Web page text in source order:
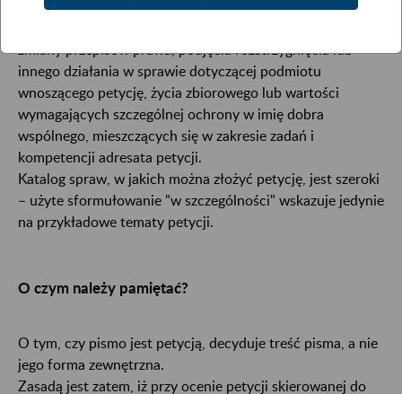
innego działania w sprawie dotyczącej podmiotu
wnoszącego petycję, życia zbiorowego lub wartości
wymagających szczególnej ochrony w imię dobra
wspólnego, mieszczących się w zakresie zadań i
kompetencji adresata petycji.
Katalog spraw, w jakich można złożyć petycję, jest szeroki
– użyte sformułowanie "w szczególności" wskazuje jedynie
na przykładowe tematy petycji.
O czym należy pamiętać?
O tym, czy pismo jest petycją, decyduje treść pisma, a nie
jego forma zewnętrzna.
Zasadą jest zatem, iż przy ocenie petycji skierowanej do